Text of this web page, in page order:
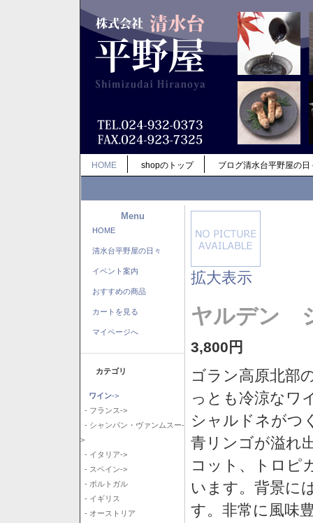
HOME shopのトップ ブログ清水台平野屋の日
Menu
HOME
清水台平野屋の日々
イベント案内
おすすめの商品
カートを見る
マイページへ
カテゴリ
ワイン->
- フランス->
- シャンパン・ヴァンムスー-
>
- イタリア->
- スペイン->
- ポルトガル
- イギリス
- オーストリア
拡大表示
ヤルデン
3,800円
ゴラン高原北部
っとも冷涼なワ
シャルドネがつ
青リンゴが溢れ
コット、トロピ
います。背景に
す。非常に風味